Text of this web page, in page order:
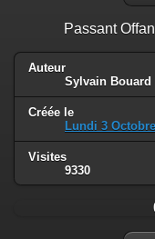
Passant
Auteur
Sylvain Bouard
Créée le
Lundi 3
Visites
9330